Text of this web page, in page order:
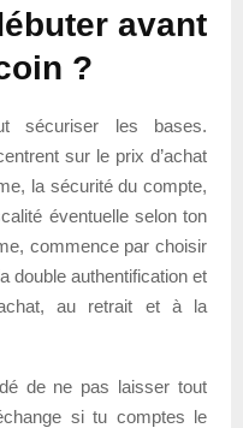
avant
?
sécuriser les bases.
sur le prix d’achat
la sécurité du compte,
éventuelle selon ton
commence par choisir
double authentification et
au retrait et à la
de ne pas laisser tout
si tu comptes le